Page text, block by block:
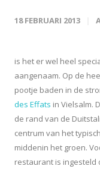
18 FEBRUARI 2013
is het er wel heel
aangenaam. Op de
pootje baden in de
des Effats in Vielsalm.
de rand van de
centrum van het
middenin het groen.
restaurant is ingesteld